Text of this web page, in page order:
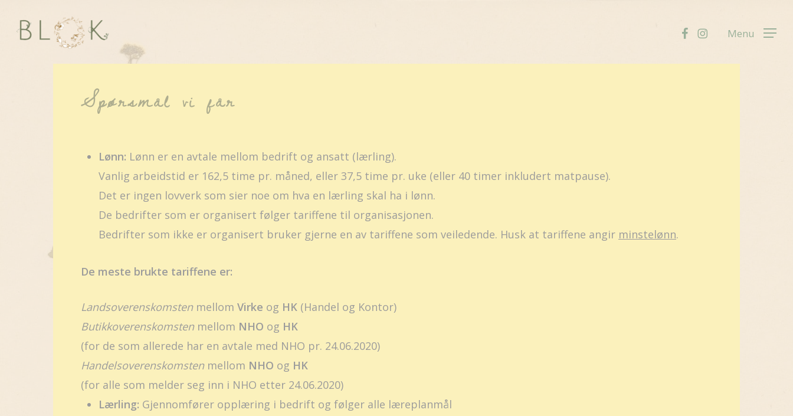
facebookinstagramMenu
Spørsmål vi får
Lønn: Lønn er en avtale mellom bedrift og ansatt (lærling).
Vanlig arbeidstid er 162,5 time pr. måned, eller 37,5 time pr. uke (eller 40 timer inkludert matpause).
Det er ingen lovverk som sier noe om hva en lærling skal ha i lønn.
De bedrifter som er organisert følger tariffene til organisasjonen.
Bedrifter som ikke er organisert bruker gjerne en av tariffene som veiledende. Husk at tariffene angir minstelønn.
De meste brukte tariffene er:
LandsoverenskomstenmellomVirke og HK (Handel og Kontor)
Butikkoverenskomstenmellom NHO og HK
(for de som allerede har en avtale med NHO pr. 24.06.2020)
Handelsoverenskomstenmellom NHO og HK
(for alle som melder seg inn i NHO etter 24.06.2020)
Lærling: Gjennomfører opplæring i bedrift og følger alle læreplanmål